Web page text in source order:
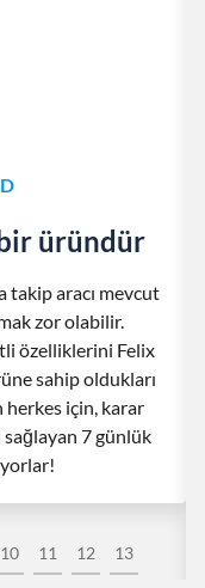
10 11 12 13
üründür
takip aracı mevcut
zor olabilir.
özelliklerini Felix
sahip oldukları
herkes için, karar
sağlayan 7 günlük